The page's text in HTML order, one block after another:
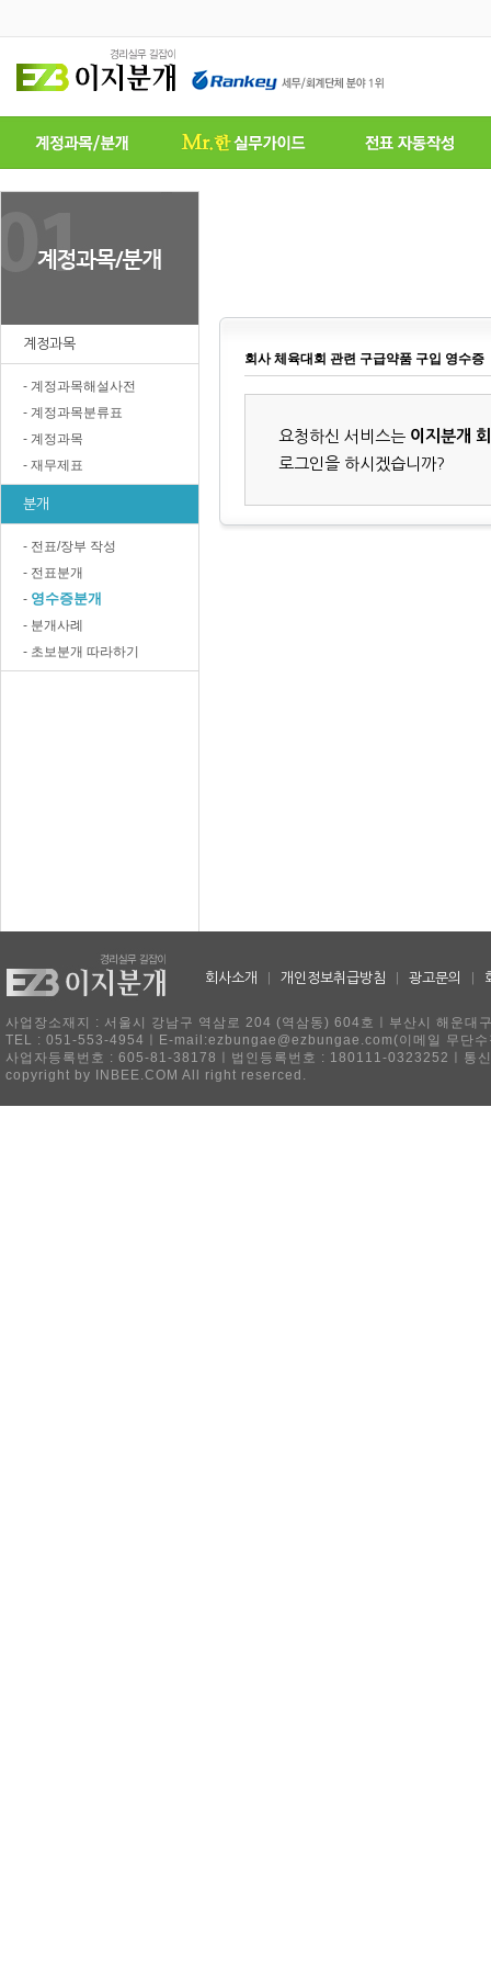
계정과목
- 계정과목해설사전
- 계정과목분류표
- 계정과목
- 재무제표
분개
- 전표/장부 작성
- 전표분개
- 영수증분개
- 분개사례
- 초보분개 따라하기
회사 체육대회 관련 구급약품 구입 영수증
요청하신 서비스는 이지분개
로그인을 하시겠습니까?
회사소개 개인정보취급방침 광고문의
사업장소재지 : 서울시 강남구 역삼로 204 (역삼동) 604호ㅣ부산시 해운
TEL : 051-553-4954ㅣE-mail:ezbungae@ezbungae.com(이메일 무단수
사업자등록번호 : 605-81-38178ㅣ법인등록번호 : 180111-0323252ㅣ통
copyright by INBEE.COM All right reserced.